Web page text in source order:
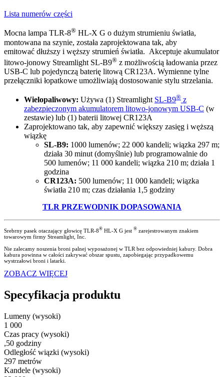
Lista numerów części
Mocna lampa TLR-8® HL-X G o dużym strumieniu światła,
montowana na szynie, została zaprojektowana tak, aby
emitować dłuższy i węższy strumień światła. Akceptuje akumulator
litowo-jonowy Streamlight SL-B9® z możliwością ładowania przez
USB-C lub pojedynczą baterię litową CR123A. Wymienne tylne
przełączniki łopatkowe umożliwiają dostosowanie stylu strzelania.
Wielopaliwowy: Używa (1) Streamlight SL-B9® z
zabezpieczonym akumulatorem litowo-jonowym USB-C (w
zestawie) lub (1) baterii litowej CR123A
Zaprojektowano tak, aby zapewnić większy zasięg i węższą
wiązkę
SL-B9: 1000 lumenów; 22 000 kandeli; wiązka 297 m;
działa 30 minut (domyślnie) lub programowalnie do
500 lumenów; 11 000 kandeli; wiązka 210 m; działa 1
godzina
CR123A: 500 lumenów; 11 000 kandeli; wiązka
światła 210 m; czas działania 1,5 godziny
TLR PRZEWODNIK DOPASOWANIA
Srebrny pasek otaczający głowicę TLR-8® HL-X G jest ® zarejestrowanym znakiem
towarowym firmy Streamlight, Inc.
Nie zalecamy noszenia broni palnej wyposażonej w TLR bez odpowiedniej kabury. Dobra
kabura powinna w całości zakrywać obszar spustu, zapobiegając przypadkowemu
wystrzałowi broni i latarki.
ZOBACZ WIĘCEJ
Specyfikacja produktu
Lumeny (wysoki)
1 000
Czas pracy (wysoki)
,50 godziny
Odległość wiązki (wysoki)
297 metrów
Kandele (wysoki)